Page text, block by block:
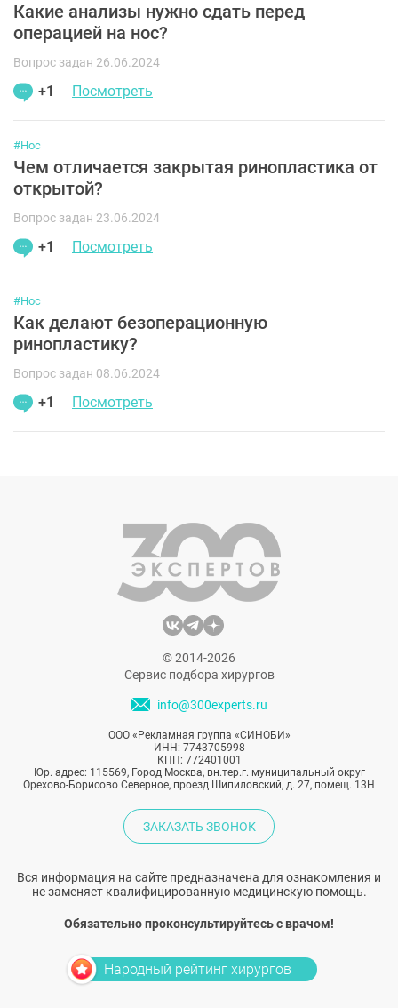
Какие анализы нужно сдать перед
операцией на нос?
Вопрос задан 26.06.2024
+1 Посмотреть
#Нос
Чем отличается закрытая ринопластика от
открытой?
Вопрос задан 23.06.2024
+1 Посмотреть
#Нос
Как делают безоперационную
ринопластику?
Вопрос задан 08.06.2024
+1 Посмотреть
© 2014-2026
Сервис подбора хирургов
info@300experts.ru
ООО «Рекламная группа «СИНОБИ»
ИНН: 7743705998
КПП: 772401001
Юр. адрес: 115569, Город Москва, вн.тер.г. муниципальный округ
Орехово-Борисово Северное, проезд Шипиловский, д. 27, помещ. 13Н
ЗАКАЗАТЬ ЗВОНОК
Вся информация на сайте предназначена для ознакомления и
не заменяет квалифицированную медицинскую помощь.
Обязательно проконсультируйтесь с врачом!
Народный рейтинг хирургов